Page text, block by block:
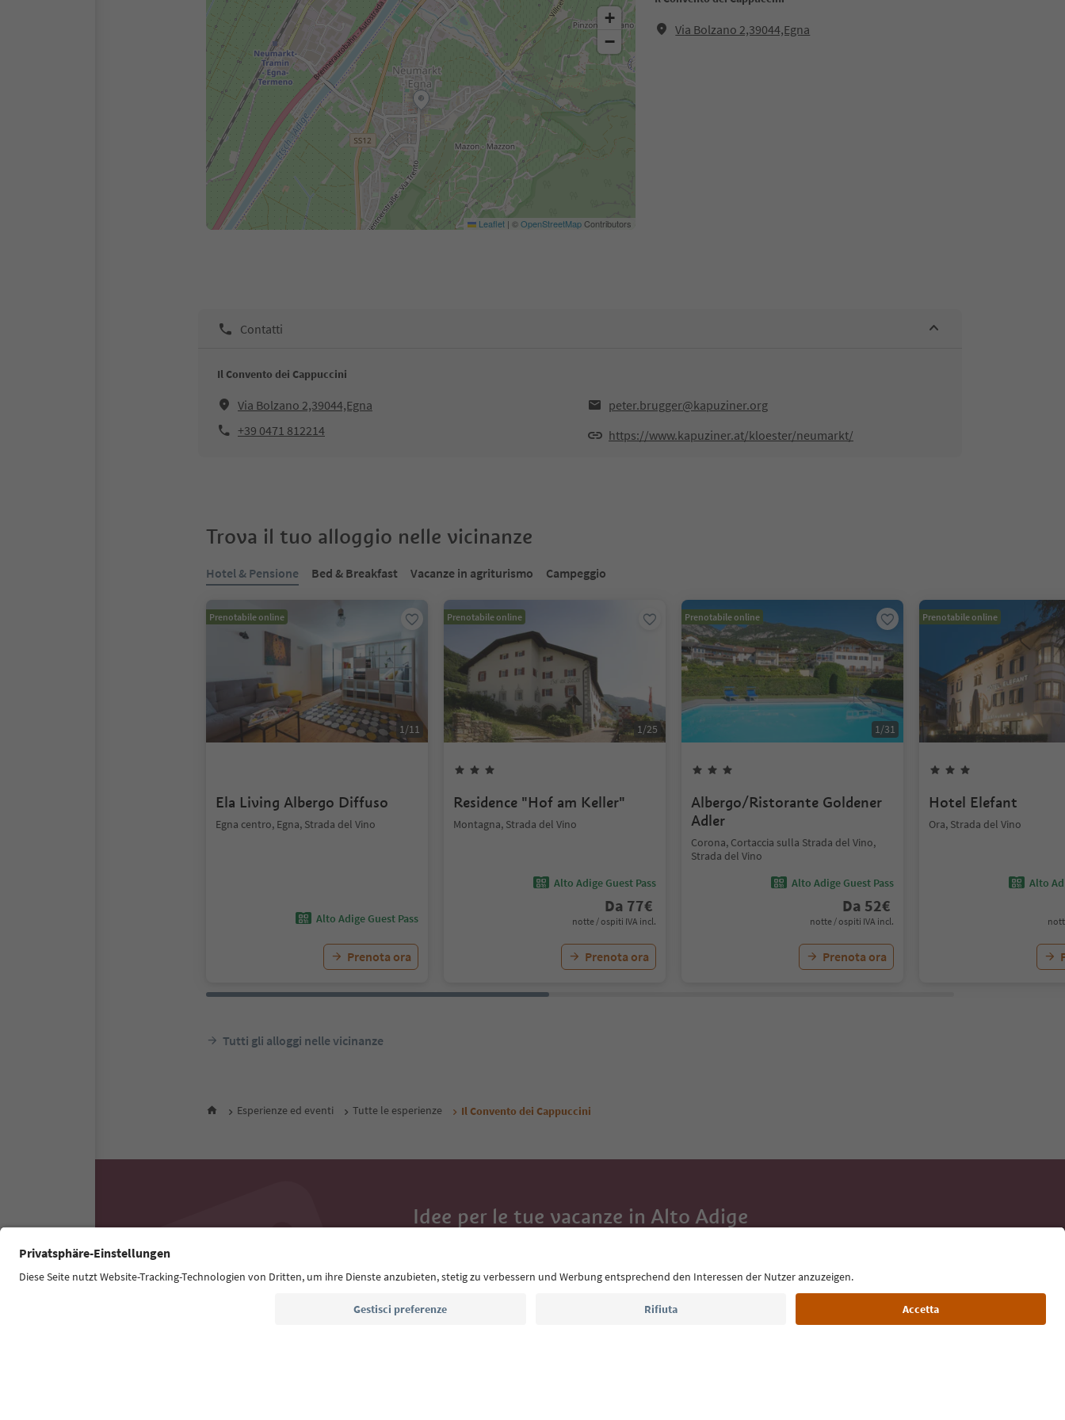
Via Bolzano 2,39044,Egna
+
−
Leaflet | ©OpenStreetMapContributors
Contatti
Il Convento dei Cappuccini
Via Bolzano 2,39044,Egna
peter.brugger@kapuziner.org
+39 0471 812214
https://www.kapuziner.at/kloester/neumarkt/
Trova il tuo alloggio nelle vicinanze
Hotel & Pensione Bed & Breakfast Vacanze in agriturismo Campeggio
Prenotabile online
1/11
Ela Living Albergo Diffuso
Egna centro, Egna, Strada del Vino
Alto Adige Guest Pass
Prenota ora
Prenotabile online
1/25
Residence "Hof am Keller"
Montagna, Strada del Vino
Alto Adige Guest Pass
Da 77€
notte / ospiti IVA incl.
Prenota ora
Prenotabile online
1/31
Albergo/Ristorante Goldener
Adler
Corona, Cortaccia sulla Strada del Vino,
Strada del Vino
Alto Adige Guest Pass
Da 52€
notte / ospiti IVA incl.
Prenota ora
Prenotabile online
Hotel Elefant
Ora, Strada del Vino
Alto
Tutti gli alloggi nelle vicinanze
Esperienze ed eventi Tutte le esperienze Il Convento dei Cappuccini
Idee per le tue vacanze in Alto Adige
eventi da non perdere e ricette tipiche.